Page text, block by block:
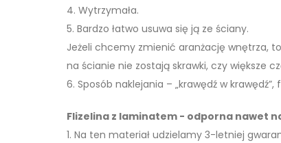
4. Wytrzymała.
5. Bardzo łatwo usuwa się ją ze ściany.
Jeżeli chcemy zmienić aranżację wnętrza,
na ścianie nie zostają skrawki, czy większe
6. Sposób naklejania – „krawędź w
Flizelina z laminatem - odporna nawet
1. Na ten materiał udzielamy 3-letniej